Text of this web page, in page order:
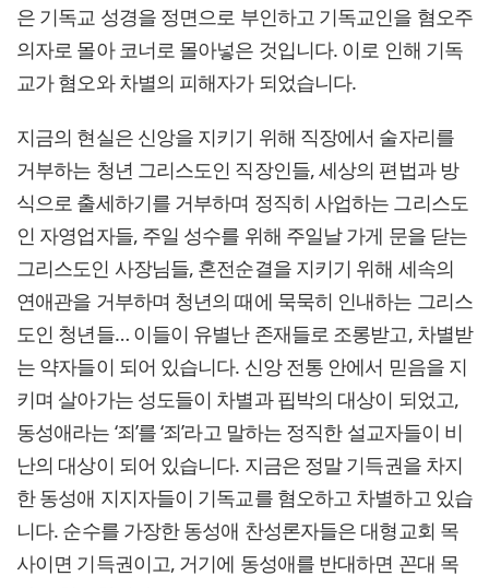
은 기독교 성경을 정면으로 부인하고 기독교인을 혐오주
의자로 몰아 코너로 몰아넣은 것입니다. 이로 인해 기독
교가 혐오와 차별의 피해자가 되었습니다.
지금의 현실은 신앙을 지키기 위해 직장에서 술자리를
거부하는 청년 그리스도인 직장인들, 세상의 편법과 방
식으로 출세하기를 거부하며 정직히 사업하는 그리스도
인 자영업자들, 주일 성수를 위해 주일날 가게 문을 닫는
그리스도인 사장님들, 혼전순결을 지키기 위해 세속의
연애관을 거부하며 청년의 때에 묵묵히 인내하는 그리스
도인 청년들… 이들이 유별난 존재들로 조롱받고, 차별받
는 약자들이 되어 있습니다. 신앙 전통 안에서 믿음을 지
키며 살아가는 성도들이 차별과 핍박의 대상이 되었고,
동성애라는 ‘죄’를 ‘죄’라고 말하는 정직한 설교자들이 비
난의 대상이 되어 있습니다. 지금은 정말 기득권을 차지
한 동성애 지지자들이 기독교를 혐오하고 차별하고 있습
니다. 순수를 가장한 동성애 찬성론자들은 대형교회 목
사이면 기득권이고, 거기에 동성애를 반대하면 꼰대 목